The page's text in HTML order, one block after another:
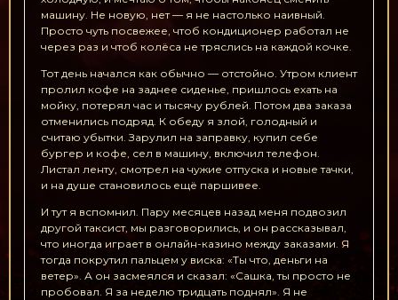
машину. Не новую, нет — я не настолько наивный.
Просто чуть посвежее, чтоб кондиционер работал не
через раз и чтоб колёса не тряслись на каждой кочке.
Тот день начался как обычно — отстойно. Утром клиент
пролил кофе на заднее сиденье, пришлось ехать на
мойку, потерял час и тысячу рублей. Потом два заказа
отменились подряд. К обеду я злой, голодный и
считаю убытки. Зарулил на заправку, купил себе
бургер и кофе, сел в машину, включил телефон.
Листал ленту, смотрел на чужие отпуска и новые тачки,
и на душе становилось ещё паршивее.
И тут я вспомнил. Пару месяцев назад меня подвозил
другой таксист, мы разговорились, и он рассказывал,
что иногда играет в онлайн-казино между заказами. Я
тогда покрутил пальцем у виска: «Ты что, деньги на
ветер». А он засмеялся и сказал: «Сашка, ты просто не
пробовал. Я за неделю тридцать поднял». Я не